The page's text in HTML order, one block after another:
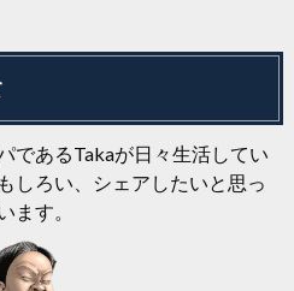
であるTakaが日々生活してい
しろい、シェアしたいと思っ
ます。